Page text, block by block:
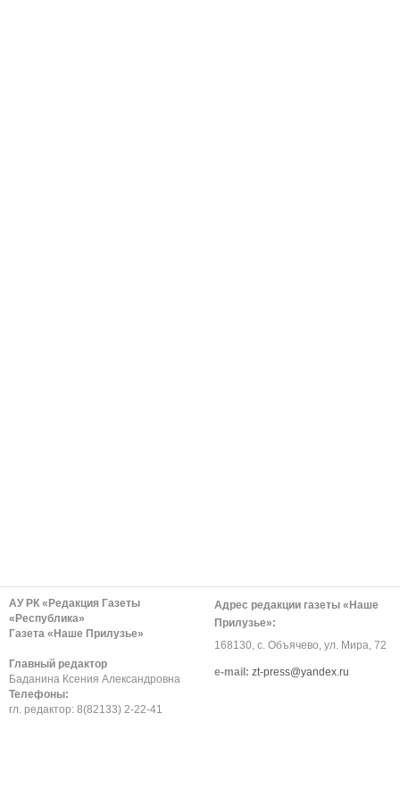
АУ РК «Редакция Газеты
«Республика»
Газета «Наше Прилузье»
Главный редактор
Баданина Ксения Александровна
Телефоны:
гл. редактор: 8(82133) 2-22-41
Адрес редакции газеты «Наше
Прилузье»:
168130, с. Объячево, ул. Мира, 72
е-mail: zt-press@yandex.ru